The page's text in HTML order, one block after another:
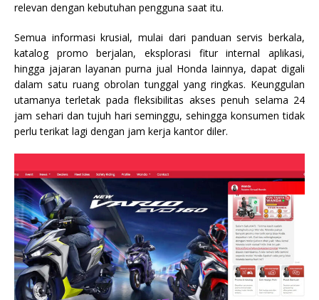
relevan dengan kebutuhan pengguna saat itu.
Semua informasi krusial, mulai dari panduan servis berkala,
katalog promo berjalan, eksplorasi fitur internal aplikasi,
hingga jajaran layanan purna jual Honda lainnya, dapat digali
dalam satu ruang obrolan tunggal yang ringkas. Keunggulan
utamanya terletak pada fleksibilitas akses penuh selama 24
jam sehari dan tujuh hari seminggu, sehingga konsumen tidak
perlu terikat lagi dengan jam kerja kantor diler.